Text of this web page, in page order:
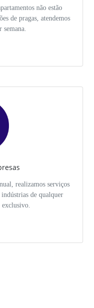
não estão
de pragas, atendemos
semana.
realizamos serviços
de qualquer